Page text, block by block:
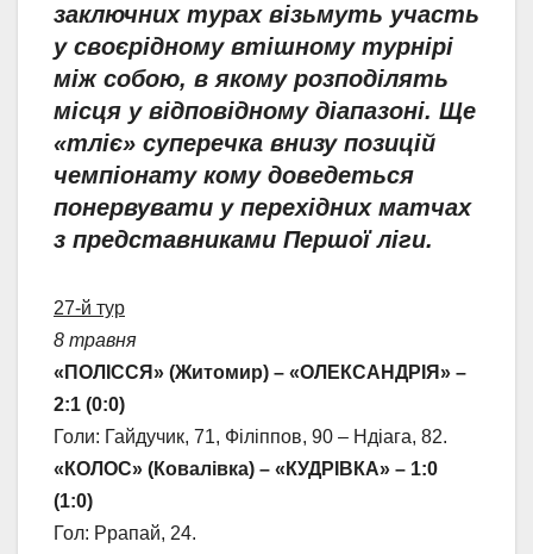
заключних турах візьмуть участь
у своєрідному втішному турнірі
між собою, в якому розподілять
місця у відповідному діапазоні. Ще
«тліє» суперечка внизу позицій
чемпіонату кому доведеться
понервувати у перехідних матчах
з представниками Першої ліги.
27-й тур
8 травня
«ПОЛІССЯ» (Житомир) – «ОЛЕКСАНДРІЯ» –
2:1 (0:0)
Голи: Гайдучик, 71, Філіппов, 90 – Ндіага, 82.
«КОЛОС» (Ковалівка) – «КУДРІВКА» – 1:0
(1:0)
Гол: Ррапай, 24.